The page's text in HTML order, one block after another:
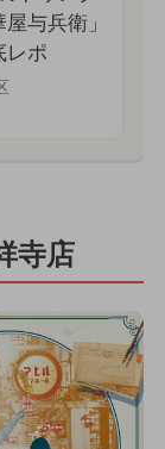
与兵衛」
レポ
寺店